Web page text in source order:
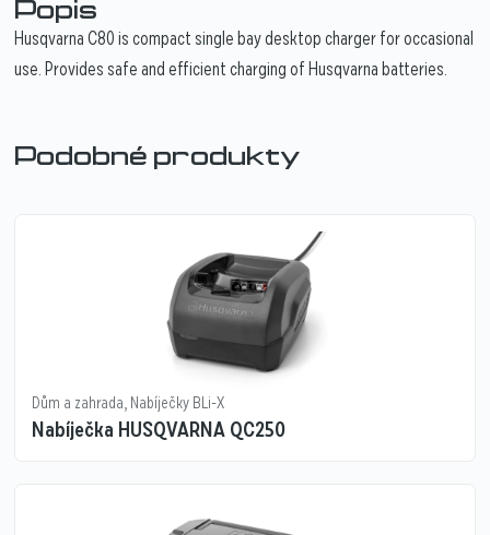
Popis
Husqvarna C80 is compact single bay desktop charger for occasional
use. Provides safe and efficient charging of Husqvarna batteries.
Podobné produkty
Dům a zahrada, Nabíječky BLi-X
Nabíječka HUSQVARNA QC250